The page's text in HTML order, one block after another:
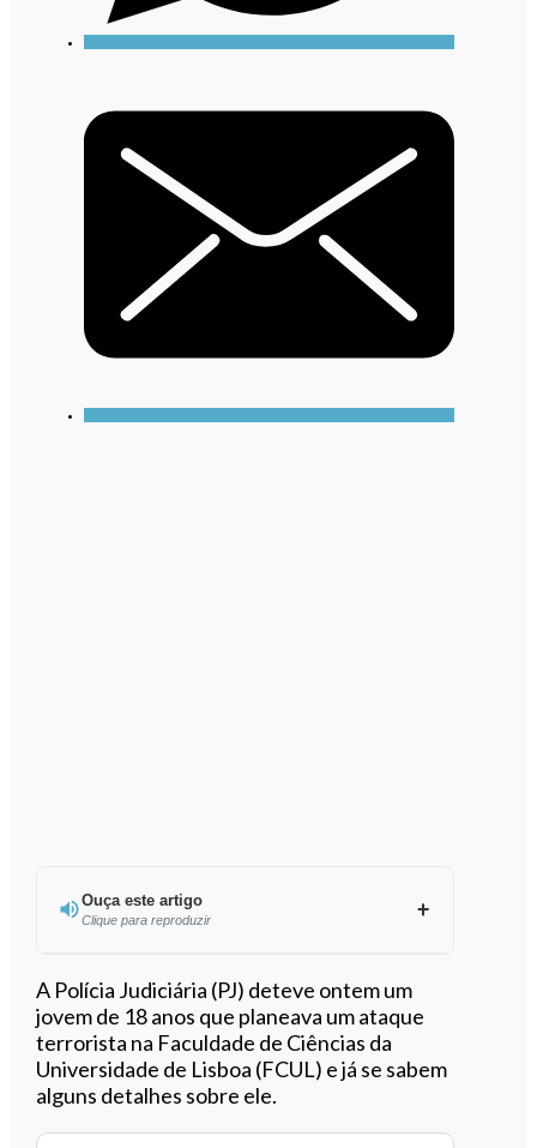
Ouça este artigo
Clique para reproduzir
Ouvir este artigo
A Polícia Judiciária (PJ) deteve ontem um
jovem de 18 anos que planeava um ataque
terrorista na Faculdade de Ciências da
Universidade de Lisboa (FCUL) e já se sabem
alguns detalhes sobre ele.